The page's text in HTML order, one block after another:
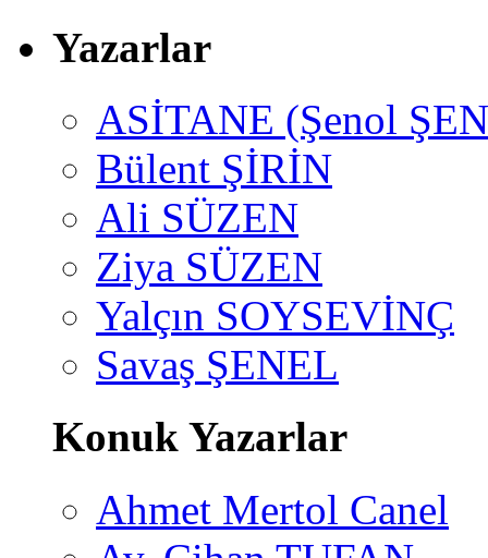
Yazarlar
ASİTANE (Şenol
Bülent ŞİRİN
Ali SÜZEN
Ziya SÜZEN
Yalçın SOYSEVİNÇ
Savaş ŞENEL
Konuk Yazarlar
Ahmet Mertol Canel